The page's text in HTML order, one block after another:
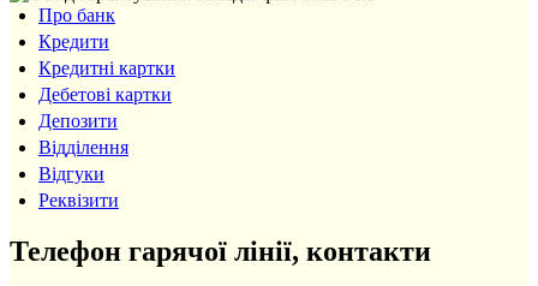
Про банк
Кредити
Кредитні картки
Дебетові картки
Депозити
Відділення
Відгуки
Реквізити
Телефон гарячої лінії, контакти